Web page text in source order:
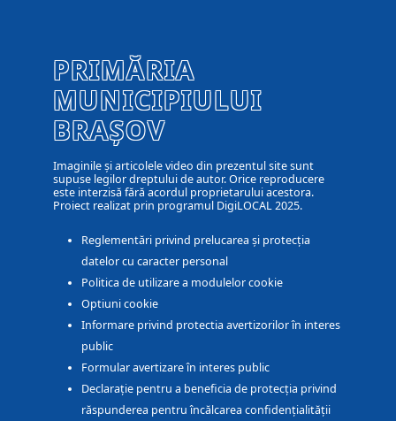
PRIMĂRIA
MUNICIPIULUI
BRAȘOV
Imaginile și articolele video din prezentul site sunt
supuse legilor dreptului de autor. Orice reproducere
este interzisă fără acordul proprietarului acestora.
Proiect realizat prin programul DigiLOCAL 2025.
Reglementări privind prelucarea și protecția
datelor cu caracter personal
Politica de utilizare a modulelor cookie
Optiuni cookie
Informare privind protectia avertizorilor în interes
public
Formular avertizare în interes public
Declarație pentru a beneficia de protecția privind
răspunderea pentru încălcarea confidențialității